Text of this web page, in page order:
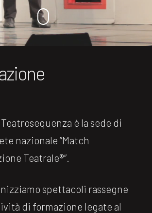
è la sede di
nazionale ”Match
Teatrale®️“.
spettacoli rassegne
di formazione legate al